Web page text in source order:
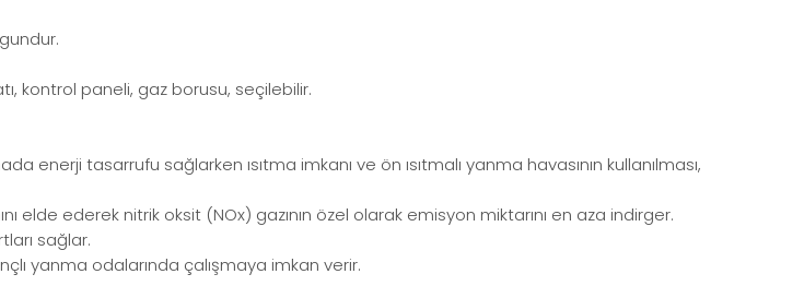
kontrol paneli, gaz borusu, seçilebilir.
enerji tasarrufu sağlarken ısıtma imkanı ve ön ısıtmalı yanma havasının kullanılması,
elde ederek nitrik oksit (NOx) gazının özel olarak emisyon miktarını en aza indirger.
sağlar.
yanma odalarında çalışmaya imkan verir.